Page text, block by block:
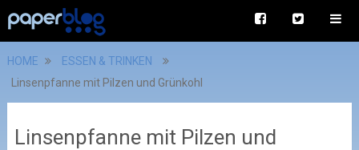
HOME
ESSEN & TRINKEN
Linsenpfanne mit Pilzen und Grünkohl
Linsenpfanne mit Pilzen und